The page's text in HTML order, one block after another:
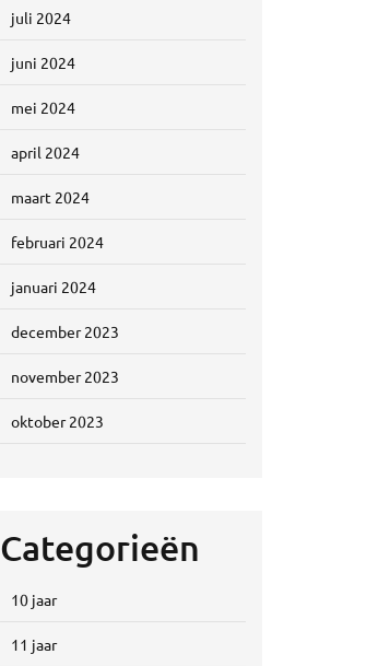
juli 2024
juni 2024
mei 2024
april 2024
maart 2024
februari 2024
januari 2024
december 2023
november 2023
oktober 2023
Categorieën
10 jaar
11 jaar